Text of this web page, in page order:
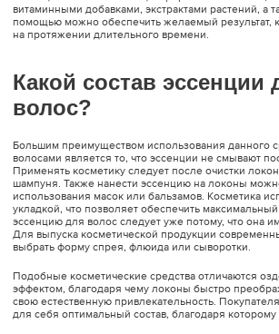
витаминными добавками, экстрактами растений, а
помощью можно обеспечить желаемый результат,
на протяжении длительного времени.
Какой состав эссенции
волос?
Большим преимуществом использования данного
волосами является то, что эссенции не смывают
Применять косметику следует после очистки
шампуня. Также нанести эссенцию на локоны
использования масок или бальзамов. Косметика
укладкой, что позволяет обеспечить
эссенцию для волос следует уже потому, что она
Для выпуска косметической продукции
выбрать форму спрея, флюида или сыворотки.
Подобные косметические средства отличаются
эффектом, благодаря чему локоны быстро
свою естественную привлекательность.
для себя оптимальный состав, благодаря которому